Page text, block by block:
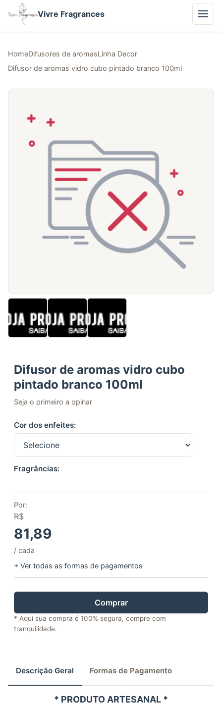
Vivre Fragrances
HomeDifusores de aromasLinha Decor
Difusor de aromas vidro cubo pintado branco 100ml
Difusor de aromas vidro cubo
pintado branco 100ml
Seja o primeiro a opinar
Cor dos enfeites:
Fragrâncias:
Por:
R$
81,89
/ cada
+ Ver todas as formas de pagamentos
Comprar
* Aqui sua compra é 100% segura, compre com
tranquilidade.
Descrição Geral Formas de Pagamento
* PRODUTO ARTESANAL *